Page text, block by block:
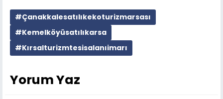
#Çanakkalesatılıkekoturizmarsası
#Kemelköyüsatılıkarsa
#Kırsalturizmtesisalanıimarı
Yorum Yaz